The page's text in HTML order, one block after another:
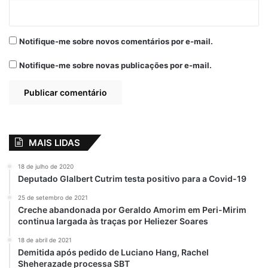
O ministro destacou ainda que, embora a
advogada não tenha sido admitida como
amicus curiae
, sua petição apresentou
elementos relevantes que merecem
Citação a Walter Salles
Na decisão, Flávio Dino utilizou uma
analogia com o cineasta Walter Salles para
justificar a negativa ao pedido da advogada
mineira. Disse que, embora pessoas físicas
não estejam impedidas de atuar como
amicus curiae, é necessário que haja
Notifique-me sobre novos comentários por e-mail.
Notifique-me sobre novas publicações por e-mail.
MAIS LIDAS
18 de julho de 2020
Deputado Glalbert Cutrim testa positivo para a Covid-19
25 de setembro de 2021
Creche abandonada por Geraldo Amorim em Peri-Mirim
continua largada às traças por Heliezer Soares
18 de abril de 2021
Demitida após pedido de Luciano Hang, Rachel
Sheherazade processa SBT